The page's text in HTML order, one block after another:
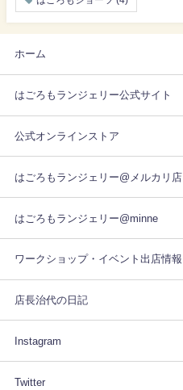
ホーム
はごろもランジェリー公式サイト
公式オンラインストア
はごろもランジェリー@メルカリ店
はごろもランジェリー@minne
ワークショップ・イベント出店情報
店長治代の日記
Instagram
Twitter